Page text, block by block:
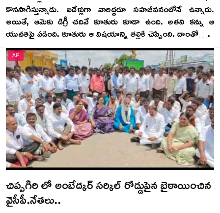
కొనసాగిస్తున్నాడు. ఐదేళ్లుగా వారిద్దరూ సహజీవనంలోనే ఉన్నారు.
అయితే, ఆమెకు డిగ్రీ చదివే కూతురు కూడా ఉంది. అతని కన్ను ఆ
యువతిపై పడింది. కూతురు ఆ విషయాన్ని తల్లికి చెప్పింది. దాంతో….
AP
చిప్పగిరి లో అంబేద్కర్ సర్కిల్ రోడ్డుపైన బైఠాయించిన
వైసీపీ.నేతలు..